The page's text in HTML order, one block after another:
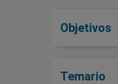
Objetivos
Temario